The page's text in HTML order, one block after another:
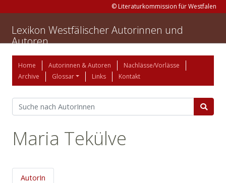
© Literaturkommission für Westfalen
Lexikon Westfälischer Autorinnen und
Autoren
Home Autorinnen & Autoren
Nachlässe/Vorlässe
Archive
Glossar Links Kontakt
Maria Tekülve
AutorIn